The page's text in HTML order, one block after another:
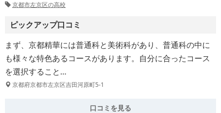
京都市左京区の高校
ピックアップ口コミ
まず、京都精華には普通科と美術科があり、普通科の中に
も様々な特色あるコースがあります。自分に合ったコース
を選択すること…
京都府京都市左京区吉田河原町5-1
口コミを見る